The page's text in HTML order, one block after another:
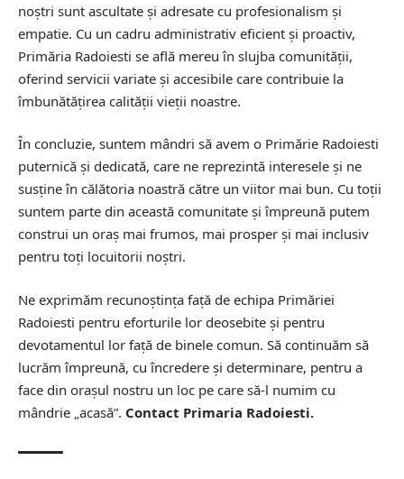
noștri sunt ascultate și adresate cu profesionalism și
empatie. Cu un cadru administrativ eficient și proactiv,
Primăria Radoiesti se află mereu în slujba comunității,
oferind servicii variate și accesibile care contribuie la
îmbunătățirea calității vieții noastre.
În concluzie, suntem mândri să avem o Primărie Radoiesti
puternică și dedicată, care ne reprezintă interesele și ne
susține în călătoria noastră către un viitor mai bun. Cu toții
suntem parte din această comunitate și împreună putem
construi un oraș mai frumos, mai prosper și mai inclusiv
pentru toți locuitorii noștri.
Ne exprimăm recunoștința față de echipa Primăriei
Radoiesti pentru eforturile lor deosebite și pentru
devotamentul lor față de binele comun. Să continuăm să
lucrăm împreună, cu încredere și determinare, pentru a
face din orașul nostru un loc pe care să-l numim cu
mândrie „acasă”. Contact Primaria Radoiesti.